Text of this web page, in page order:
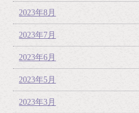
2023年8月
2023年7月
2023年6月
2023年5月
2023年3月